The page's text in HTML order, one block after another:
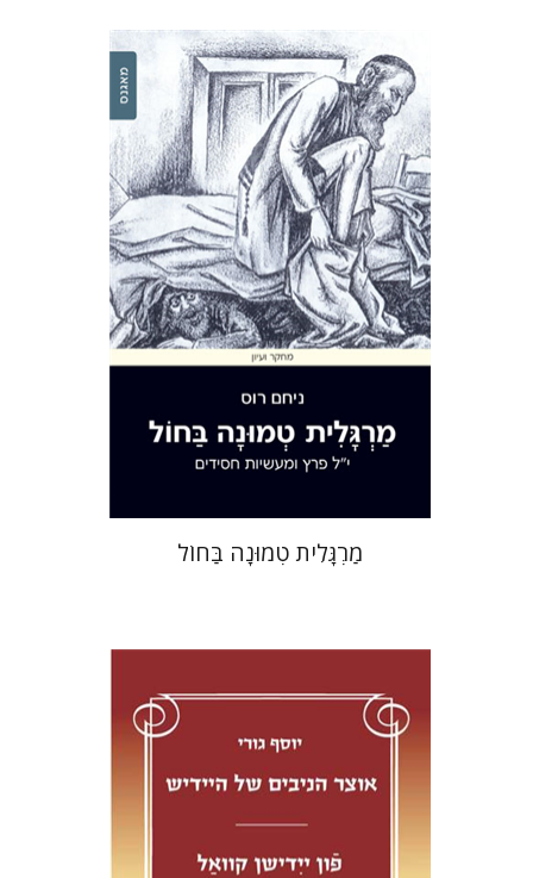
ניחם רוס
הנחת אתר ספר מודפס
$35
$32
מַרְגָּלִית טְמוּנָה בַּחוֹל
יוסף גורי